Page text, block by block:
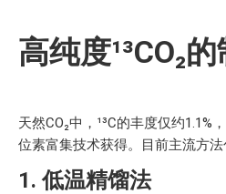
高纯度¹³CO₂
天然CO₂中，¹³C的丰度仅约1.1%
位素富集技术获得。目前主流方法
1. 低温精馏法